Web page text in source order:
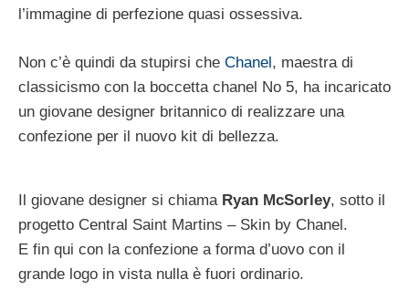
l’immagine di perfezione quasi ossessiva.
Non c’è quindi da stupirsi che Chanel, maestra di
classicismo con la boccetta chanel No 5, ha incaricato
un giovane designer britannico di realizzare una
confezione per il nuovo kit di bellezza.
Il giovane designer si chiama Ryan McSorley, sotto il
progetto Central Saint Martins – Skin by Chanel.
E fin qui con la confezione a forma d’uovo con il
grande logo in vista nulla è fuori ordinario.